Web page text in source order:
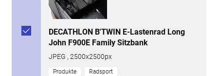
DECATHLON B'TWIN E-Lastenrad Long
John F900E Family Sitzbank
JPEG , 2500x2500px
Produkte Radsport